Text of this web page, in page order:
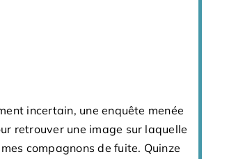
incertain, une enquête menée
retrouver une image sur laquelle
compagnons de fuite. Quinze
dans un drame historique
grande partie de la population